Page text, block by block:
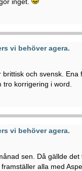
inget.
vi behöver agera.
och svensk.
korrigering i word.
vi behöver agera.
sen. Då gällde
alla med